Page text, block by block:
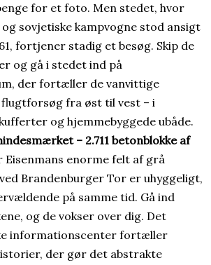
for et foto. Men stedet, hvor
sovjetiske kampvogne stod ansigt
fortjener stadig et besøg. Skip de
og gå i stedet ind på
der fortæller de vanvittige
fra øst til vest – i
og hjemmebyggede ubåde.
– 2.711 betonblokke af
Eisenmans enorme felt af grå
Brandenburger Tor er uhyggeligt,
på samme tid. Gå ind
og de vokser over dig. Det
informationscenter fortæller
der gør det abstrakte